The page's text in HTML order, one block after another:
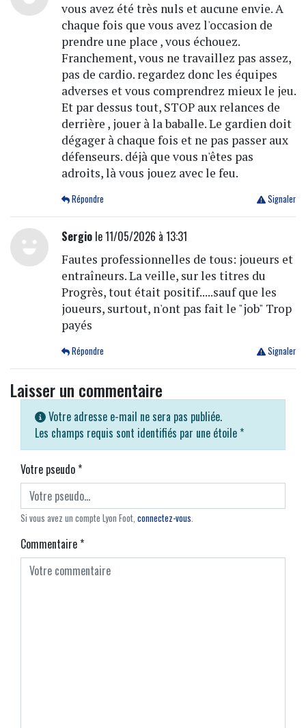
vous avez été très nuls et aucune envie. A
chaque fois que vous avez l'occasion de
prendre une place , vous échouez.
Franchement, vous ne travaillez pas assez,
pas de cardio. regardez donc les équipes
adverses et vous comprendrez mieux le jeu.
Et par dessus tout, STOP aux relances de
derrière , jouer à la baballe. Le gardien doit
dégager à chaque fois et ne pas passer aux
défenseurs. déjà que vous n'êtes pas
adroits, là vous jouez avec le feu.
Signaler
Répondre
Sergiole 11/05/2026 à 13:31
Fautes professionnelles de tous: joueurs et
entraîneurs. La veille, sur les titres du
Progrès, tout était positif.....sauf que les
joueurs, surtout, n'ont pas fait le "job" Trop
payés
Signaler
Répondre
Laisser un commentaire
Votre adresse e-mail ne sera pas publiée.
Les champs requis sont identifiés par une étoile *
Votre pseudo*
Si vous avez un compte Lyon Foot, connectez-vous.
Commentaire*